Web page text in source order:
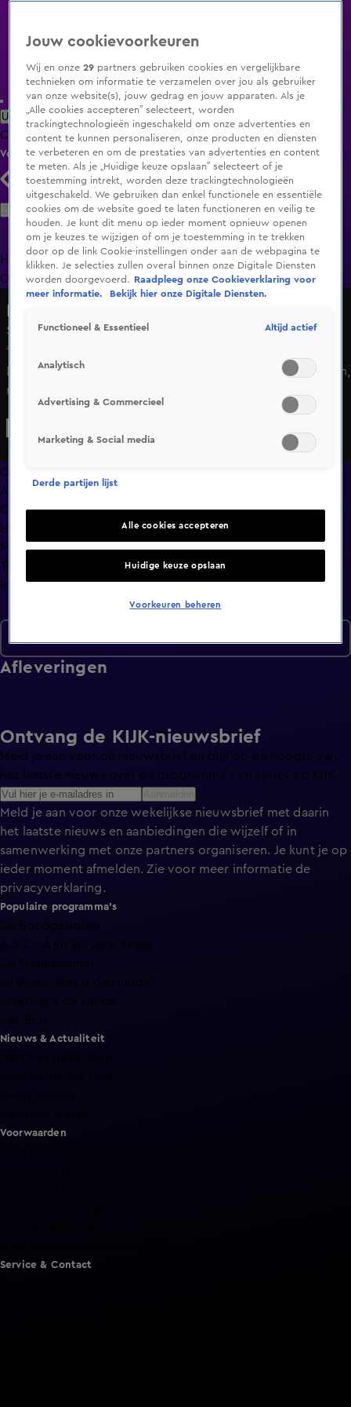
Uitzending Gemist Populaire programma's Zenders Genres
ClipsFilmsRadioSmart TV inlogShop
Volg KIJK
Zoeken
HomeUitzending Gemist Programma's De Bondgenoten
OranjezomerLivestreamsShop
Seizoen 2, aflevering 185
4 juli 2025, 19:32
De Haaien staan dus laatste. Als zij één knock-out verliezen,
moeten ze iemand naar huis sturen. Robert weet dat hij dat
dan zal zijn, maar wil NIET dat zijn teammaatjes het
Overzicht
Afleveringen
Clips
Hoe is het nu met?
Macdate met Nick Eshuis
Terugblik
Info
Afleveringen
Ontvang de KIJK-nieuwsbrief
Meld je aan voor de nieuwsbrief en blijf op de hoogte van
het laatste nieuws over de programma’s en series op KIJK.
Meld je aan voor onze wekelijkse nieuwsbrief met daarin
het laatste nieuws en aanbiedingen die wijzelf of in
samenwerking met onze partners organiseren. Je kunt je op
ieder moment afmelden. Zie voor meer informatie de
privacyverklaring.
Populaire programma's
De Bondgenoten
A.S.S. - Anti Survival Show
De Oranjezomer
Mi Dushi: wat is dan liefde?
Nieuws & Actualiteit
Voorwaarden
Service & Contact
Jouw cookievoorkeuren
Wij en onze29 partners gebruiken cookies en vergelijkbare
technieken om informatie te verzamelen over jou als gebruiker
van onze website(s), jouw gedrag en jouw apparaten. Als je
„Alle cookies accepteren” selecteert, worden
trackingtechnologieën ingeschakeld om onze advertenties en
content te kunnen personaliseren, onze producten en diensten
te verbeteren en om de prestaties van advertenties en content
te meten. Als je „Huidige keuze opslaan” selecteert of je
toestemming intrekt, worden deze trackingtechnologieën
uitgeschakeld. We gebruiken dan enkel functionele en essentiële
cookies om de website goed te laten functioneren en veilig te
houden. Je kunt dit menu op ieder moment opnieuw openen
om je keuzes te wijzigen of om je toestemming in te trekken
door op de link Cookie-instellingen onder aan de webpagina te
klikken. Je selecties zullen overal binnen onze Digitale Diensten
worden doorgevoerd.
Raadpleeg onze Cookieverklaring voor
meer informatie.
Bekijk hier onze Digitale Diensten.
Functioneel & Essentieel Altijd actief
Analytisch
Advertising & Commercieel
Marketing & Social media
Derde partijen lijst
Alle cookies accepteren
Huidige keuze opslaan
Voorkeuren beheren